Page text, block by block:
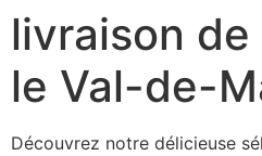
livraison
le Val-de-
Découvrez notre délicieuse